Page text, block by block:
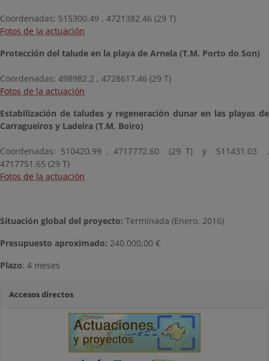
Coordenadas: 515300.49 , 4721382.46 (29 T)
Fotos de la actuación
Protección del talude en la playa de Arnela (T.M. Porto do Son)
Coordenadas: 498982.2 , 4728617.46 (29 T)
Fotos de la actuación
Estabilización de taludes y regeneración dunar en las playas de
Carragueiros y Ladeira (T.M. Boiro)
Coordenadas: 510420.99 , 4717772.60 (29 T) y 511431.03 ,
4717751.65 (29 T)
Fotos de la actuación
Situación global del proyecto: Terminada (Enero, 2016)
Presupuesto aproximado: 240.000,00 €
Plazo: 4 meses
Accesos directos